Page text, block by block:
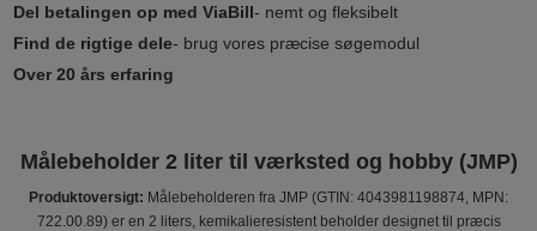
Del betalingen op med ViaBill- nemt og fleksibelt
Find de rigtige dele- brug vores præcise søgemodul
Over 20 års erfaring
Målebeholder 2 liter til værksted og hobby (JMP)
Produktoversigt: Målebeholderen fra JMP (GTIN: 4043981198874, MPN:
722.00.89) er en 2 liters, kemikalieresistent beholder designet til præcis